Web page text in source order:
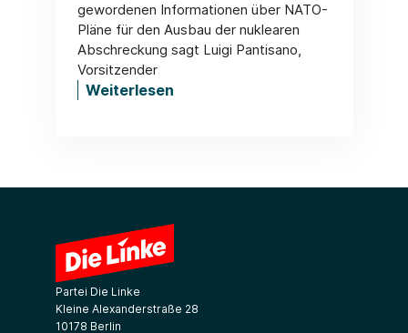
gewordenen Informationen über NATO-
Pläne für den Ausbau der nuklearen
Abschreckung sagt Luigi Pantisano,
Vorsitzender
Weiterlesen
Partei Die Linke
Kleine Alexanderstraße 28
10178 Berlin